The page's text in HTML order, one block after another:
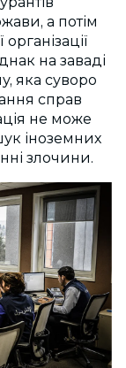
а потім
на заваді
яка суворо
справ
не може
іноземних
злочини.